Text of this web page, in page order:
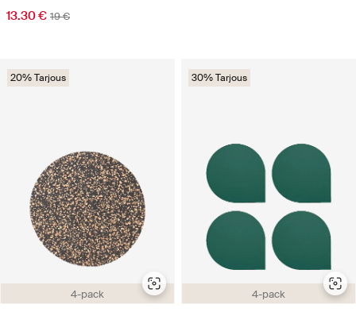
13.30 € 19 €
4-pack
20% Tarjous
4-pack
30% Tarjous